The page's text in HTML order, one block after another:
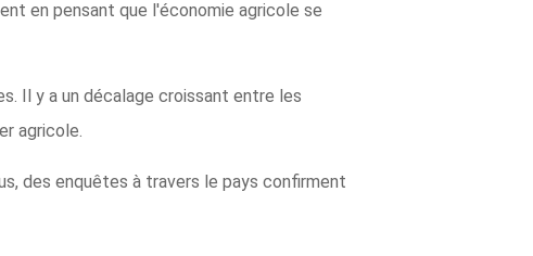
en pensant que l'économie agricole se
Il y a un décalage croissant entre les
agricole.
des enquêtes à travers le pays confirment